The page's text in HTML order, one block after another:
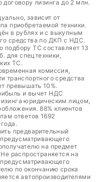
договору лизинга до 2 млн.
зависит от
приобретаемой техники.
в рублях и с выкупным
средства по ДКП с НДС.
подбору ТС составляет 13
для спецтехники,
ТС.
комиссия,
транспортного средства
превышать 10%.
и вычет НДС
юридическим лицом,
88% клиентов
ответов 1692
предварительный
предусматривающего
на предмет
распространяется на
предусматривающего
по окончанию срока
автопроизводителями